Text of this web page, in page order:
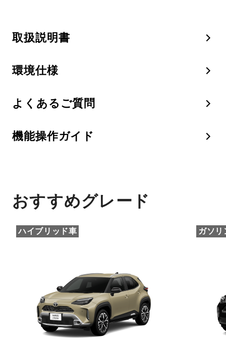
取扱説明書
環境仕様
よくあるご質問
機能操作ガイド
おすすめグレード
ハイブリッド車 ガソリ